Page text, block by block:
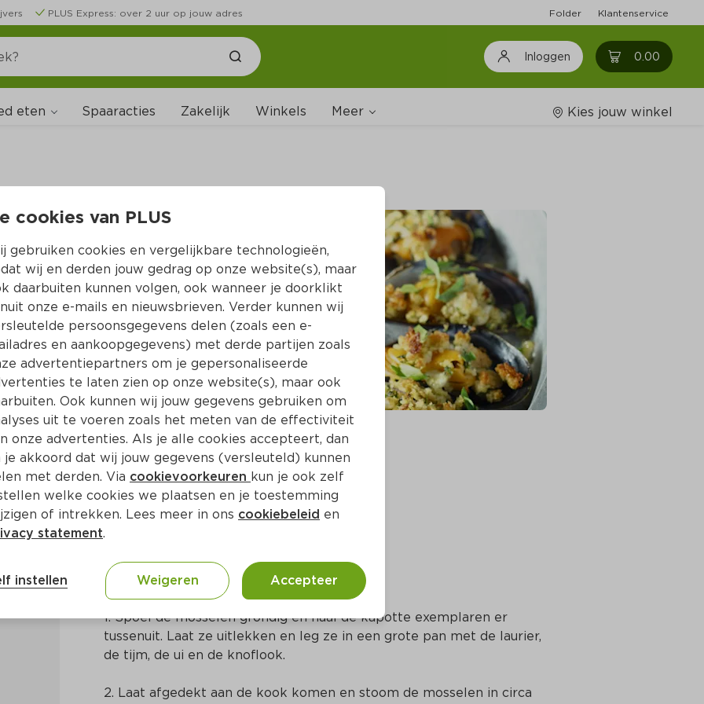
PLUS Express: over 2 uur op jouw adres Folder Klantenservice
Inloggen 0.00 0
eten Spaaracties Zakelijk Winkels Meer
Wijnshop
Boodschappenlijstjes
Kies jouw winkel
mosselen
30 Min Frans
Bereidingswijze
1. Spoel de mosselen grondig en haal de kapotte exemplaren er
tussenuit. Laat ze uitlekken en leg ze in een grote pan met de laurier,
de tijm, de ui en de knoflook.
2. Laat afgedekt aan de kook komen en stoom de mosselen in circa
cookies van PLUS
gebruiken cookies en vergelijkbare technologieën,
wij en derden jouw gedrag op onze website(s), maar
daarbuiten kunnen volgen, ook wanneer je doorklikt
onze e-mails en nieuwsbrieven. Verder kunnen wij
persoonsgegevens delen (zoals een e-
en aankoopgegevens) met derde partijen zoals
advertentiepartners om je gepersonaliseerde
te laten zien op onze website(s), maar ook
Ook kunnen wij jouw gegevens gebruiken om
uit te voeren zoals het meten van de effectiviteit
onze advertenties. Als je alle cookies accepteert, dan
je akkoord dat wij jouw gegevens (versleuteld) kunnen
met derden. Via cookievoorkeuren kun je ook zelf
welke cookies we plaatsen en je toestemming
of intrekken. Lees meer in ons cookiebeleid en
statement.
instellen Weigeren Accepteer